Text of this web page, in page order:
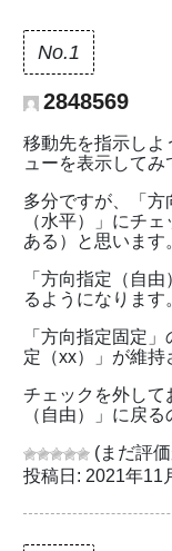
No.1
2848569
移動先を指示しよ
ューを表示してみ
多分ですが、「方
（水平）」にチ
ある）と思います
「方向指定（自
るようになります
「方向指定固定
定（xx）」が維持
チェックを外して
（自由）」に戻
(まだ評
投稿日: 2021年11